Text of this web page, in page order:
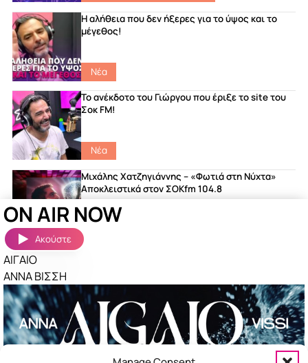
Η αλήθεια που δεν ήξερες για το ύψος και το
μέγεθος!
Νέα
Το ανέκδοτο του Γιώργου που έριξε το site του
Σοκ FM!
Νέα
Μιχάλης Χατζηγιάννης – «Φωτιά στη Νύχτα»
Αποκλειστικά στον ΣΟΚfm 104.8
Ακούστηκαν πριν λίγο
ΤΕΛΕΙΑ
ΠΕΤΡΟΣ ΙΑΚΩΒΙΔΗΣ
ΣΑΝ ΝΑΥΑΓΟΙ
ΝΙΝΟ
ON AIR NOW
Ακούστε
ΑΙΓΑΙΟ
ΑΝΝΑ ΒΙΣΣΗ